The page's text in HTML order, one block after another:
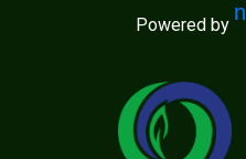
Powered by